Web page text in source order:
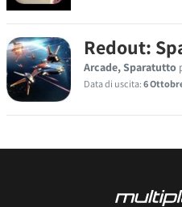
Redout:
Arcade, Sparatutto
Data di uscita:6